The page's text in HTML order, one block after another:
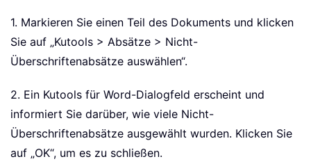
1. Markieren Sie einen Teil des Dokuments und klicken
Sie auf „Kutools > Absätze > Nicht-
Überschriftenabsätze auswählen“.
2. Ein Kutools für Word-Dialogfeld erscheint und
informiert Sie darüber, wie viele Nicht-
Überschriftenabsätze ausgewählt wurden. Klicken Sie
auf „OK“, um es zu schließen.